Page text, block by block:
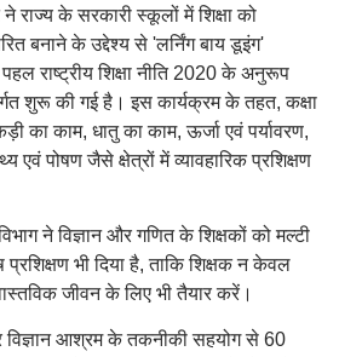
राज्य के सरकारी स्कूलों में शिक्षा को
बनाने के उद्देश्य से 'लर्निंग बाय डूइंग'
राष्ट्रीय शिक्षा नीति 2020 के अनुरूप
शुरू की गई है। इस कार्यक्रम के तहत, कक्षा
का काम, धातु का काम, ऊर्जा एवं पर्यावरण,
एवं पोषण जैसे क्षेत्रों में व्यावहारिक प्रशिक्षण
ने विज्ञान और गणित के शिक्षकों को मल्टी
भी दिया है, ताकि शिक्षक न केवल
जीवन के लिए भी तैयार करें।
आश्रम के तकनीकी सहयोग से 60